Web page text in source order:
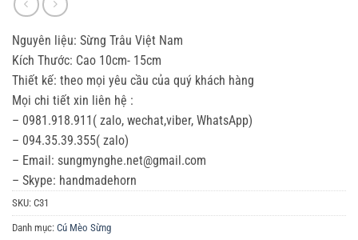
Nguyên liệu: Sừng Trâu Việt Nam
Kích Thước: Cao 10cm- 15cm
Thiết kế: theo mọi yêu cầu của quý khách hàng
Mọi chi tiết xin liên hệ :
– 0981.918.911( zalo, wechat,viber, WhatsApp)
– 094.35.39.355( zalo)
– Email: sungmynghe.net@gmail.com
– Skype: handmadehorn
SKU: C31
Danh mục: Cú Mèo Sừng